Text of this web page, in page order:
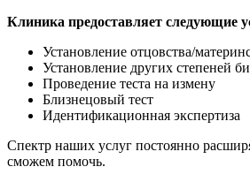
Клиника предоставляет следующие
Установление отцовства/
Установление других степеней
Проведение теста на измену
Близнецовый тест
Идентификационная экспертиза
Спектр наших услуг постоянно
сможем помочь.